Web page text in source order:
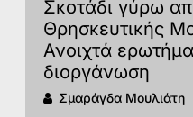
Σκοτάδι γύρω
Θρησκευτικής
Ανοιχτά
διοργάνωση
Σμαράγδα Μουλιάτη